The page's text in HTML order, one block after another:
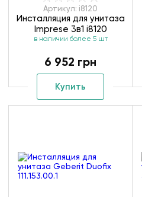
Артикул: i8120
Инсталляция для унитаза
Imprese 3в1 i8120
в наличии более 5 шт
6 952 грн
Купить